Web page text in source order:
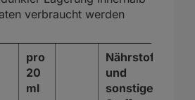
verbraucht werden
pro
20
ml
Nährstoffe
und
sonstige